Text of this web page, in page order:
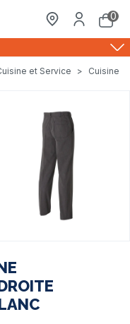
0
et Service > Cuisine